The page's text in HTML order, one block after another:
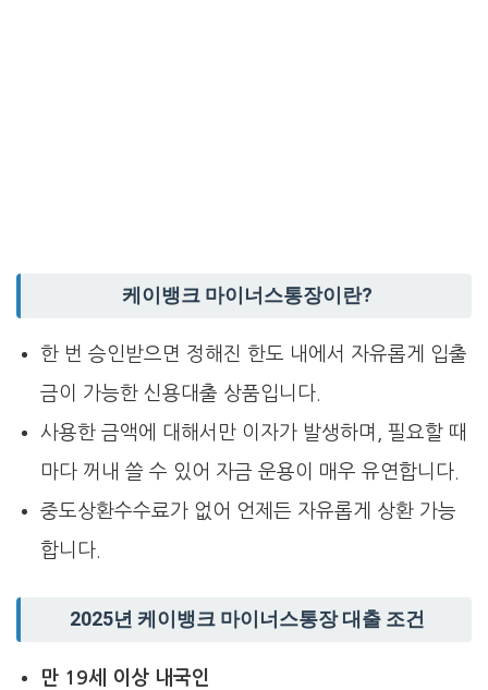
케이뱅크 마이너스통장이란?
한 번 승인받으면 정해진 한도 내에서 자유롭게 입출
금이 가능한 신용대출 상품입니다.
사용한 금액에 대해서만 이자가 발생하며, 필요할 때
마다 꺼내 쓸 수 있어 자금 운용이 매우 유연합니다.
중도상환수수료가 없어 언제든 자유롭게 상환 가능
합니다.
2025년 케이뱅크 마이너스통장 대출 조건
만 19세 이상 내국인